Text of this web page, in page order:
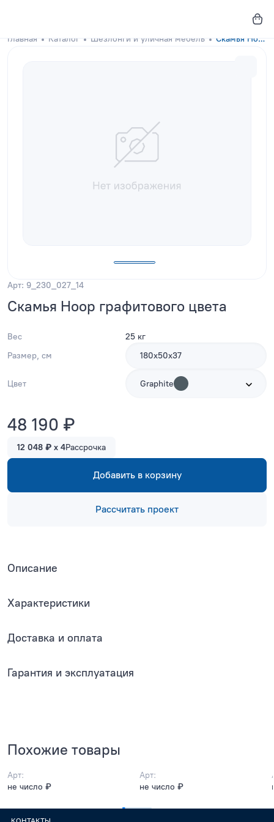
Главная Каталог Шезлонги и уличная мебель Скамья Hoop Graphite
Арт: 9_230_027_14
Скамья Hoop графитового цвета
Вес
25 кг
Размер, см
180х50х37
Цвет Graphite
48 190 ₽
12 048 ₽ x 4Рассрочка
Добавить в корзину
Рассчитать проект
Описание
Характеристики
Доставка и оплата
Гарантия и эксплуатация
Похожие товары
Арт:
не число ₽
Арт:
не число ₽